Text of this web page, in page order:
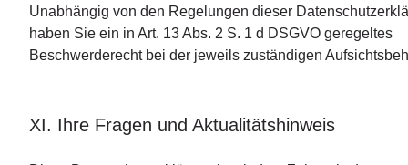
Unabhängig von den Regelungen dieser
haben Sie ein in Art. 13 Abs. 2 S. 1 d DSGVO geregeltes
Beschwerderecht bei der jeweils zuständigen
XI. Ihre Fragen und Aktualitätshinweis